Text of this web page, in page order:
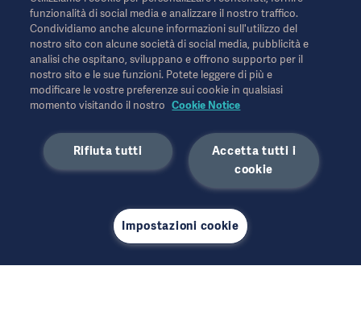
considerate una sostituzione delle Istruzioni per l'uso, del
manuale di assistenza o della consulenza medica. Getinge non
si assume alcuna responsabilità per qualsiasi azione o
omissione di terzi basata su questo materiale e l'affidamento è
esclusivamente a rischio dell'utente.
Qualsiasi terapia, soluzione o prodotto menzionato potrebbe
non essere disponibile o consentito nel proprio Paese. Le
in parte, senza l'autorizzazione scritta di Getinge.
Queste informazioni sono destinate a un pubblico internazionale
esclusivamente quelle degli intervistati e non riflettono o
rappresentano necessariamente le opinioni di Getinge.
funzionalità di social media e analizzare il nostro traffico.
Condividiamo anche alcune informazioni sull'utilizzo del
nostro sito con alcune società di social media, pubblicità e
analisi che ospitano, sviluppano e offrono supporto per il
nostro sito e le sue funzioni. Potete leggere di più e
modificare le vostre preferenze sui cookie in qualsiasi
momento visitando il nostro Cookie Notice
Accetta tutti i
cookie
Rifiuta tutti
Impostazioni cookie